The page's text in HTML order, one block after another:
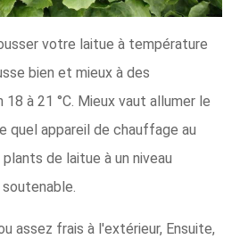
votre laitue à température
bien et mieux à des
à 21 °C. Mieux vaut allumer le
quel appareil de chauffage au
de laitue à un niveau
assez frais à l'extérieur, Ensuite,